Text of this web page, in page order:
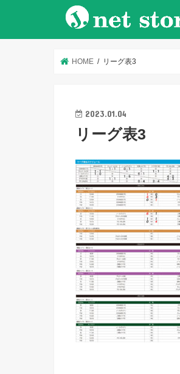
HOME リーグ表3
2023.01.04
リーグ表3